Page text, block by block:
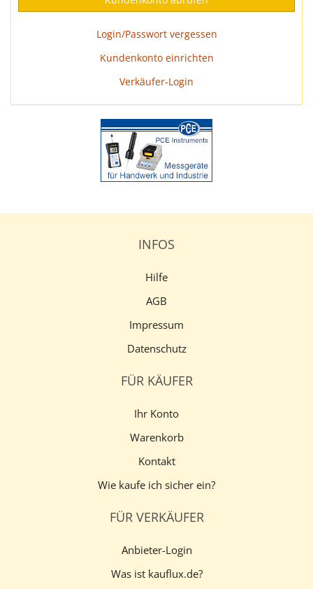
Login/Passwort vergessen
Kundenkonto einrichten
Verkäufer-Login
INFOS
Hilfe
AGB
Impressum
Datenschutz
FÜR KÄUFER
Ihr Konto
Warenkorb
Kontakt
Wie kaufe ich sicher ein?
FÜR VERKÄUFER
Anbieter-Login
Was ist kauflux.de?